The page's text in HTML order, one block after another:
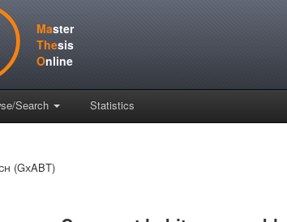
Master
Thesis
Online
Search Statistics
(GxABT)